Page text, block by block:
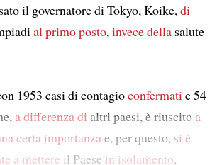
il governatore di Tokyo, Koike, di
al primo posto, invece dellasalute
1953 casi di contagioconfermati e 54
a differenza di altri paesi, è riuscitoa
certa importanza e, per questo, si è
a mettere il Paese in isolamento,